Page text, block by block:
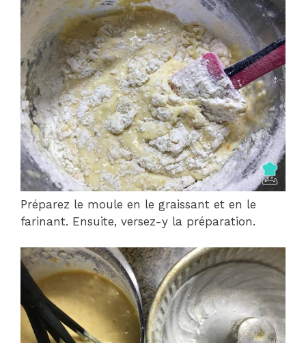
Préparez le moule en le graissant et en le
farinant. Ensuite, versez-y la préparation.